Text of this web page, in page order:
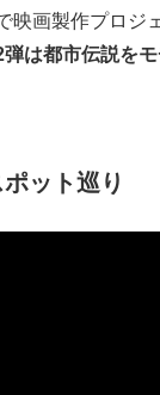
画製作プロジ
は都市伝説を
ット巡り